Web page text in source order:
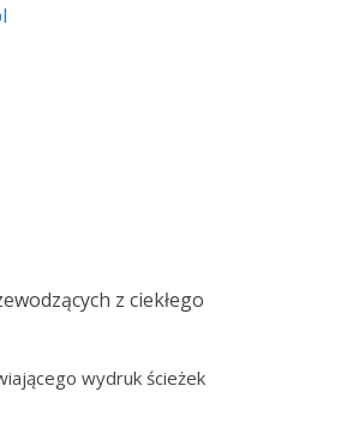
z ciekłego
wydruk ścieżek